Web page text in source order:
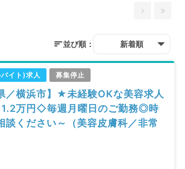
並び順： 新着順
イト)求人 募集停止
／横浜市】★未経験OKな美容求人
万円◇毎週月曜日のご勤務◎時
談ください～（美容皮膚科／非常